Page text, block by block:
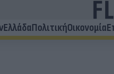
ΕλλάδαΠολιτικήΟικονομία